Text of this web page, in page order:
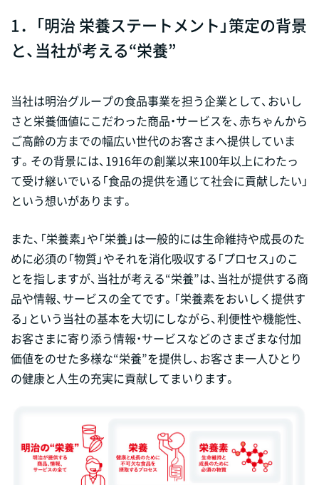
1．「明治 栄養ステートメント」策定の背景
と、当社が考える“栄養”
当社は明治グループの食品事業を担う企業として、おいし
さと栄養価値にこだわった商品・サービスを、赤ちゃんから
ご高齢の方までの幅広い世代のお客さまへ提供していま
す。その背景には、1916年の創業以来100年以上にわたっ
て受け継いでいる「食品の提供を通じて社会に貢献したい」
という想いがあります。
また、「栄養素」や「栄養」は一般的には生命維持や成長のた
めに必須の「物質」やそれを消化吸収する「プロセス」のこ
とを指しますが、当社が考える“栄養”は、当社が提供する商
品や情報、サービスの全てです。「栄養素をおいしく提供す
る」という当社の基本を大切にしながら、利便性や機能性、
お客さまに寄り添う情報・サービスなどのさまざまな付加
価値をのせた多様な“栄養”を提供し、お客さま一人ひとり
の健康と人生の充実に貢献してまいります。